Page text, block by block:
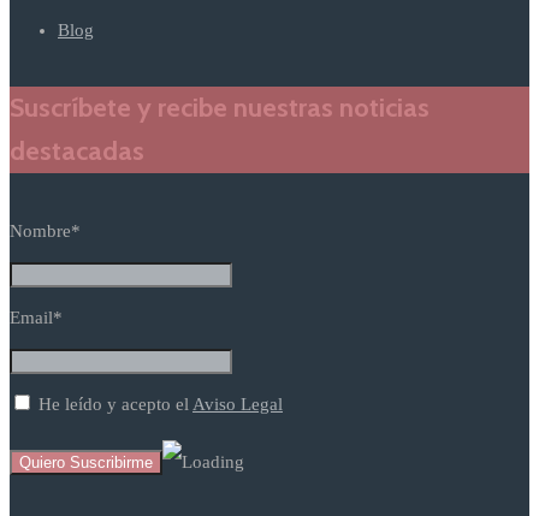
Blog
Suscríbete y recibe nuestras noticias
destacadas
Nombre*
Email*
He leído y acepto el Aviso Legal